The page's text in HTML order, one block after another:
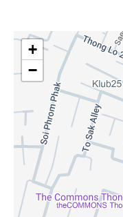
+
−